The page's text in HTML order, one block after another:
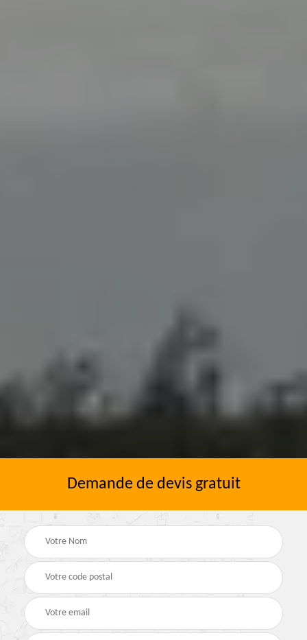
Demande de devis gratuit